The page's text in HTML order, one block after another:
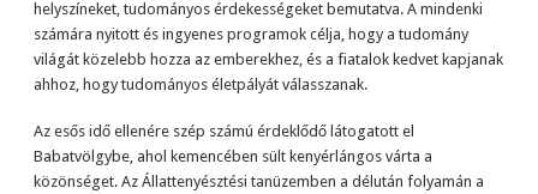
helyszíneket, tudományos érdekességeket bemutatva. A mindenki
számára nyitott és ingyenes programok célja, hogy a tudomány
világát közelebb hozza az emberekhez, és a fiatalok kedvet kapjanak
ahhoz, hogy tudományos életpályát válasszanak.
Az esős idő ellenére szép számú érdeklődő látogatott el
Babatvölgybe, ahol kemencében sült kenyérlángos várta a
közönséget. Az Állattenyésztési tanüzemben a délután folyamán a